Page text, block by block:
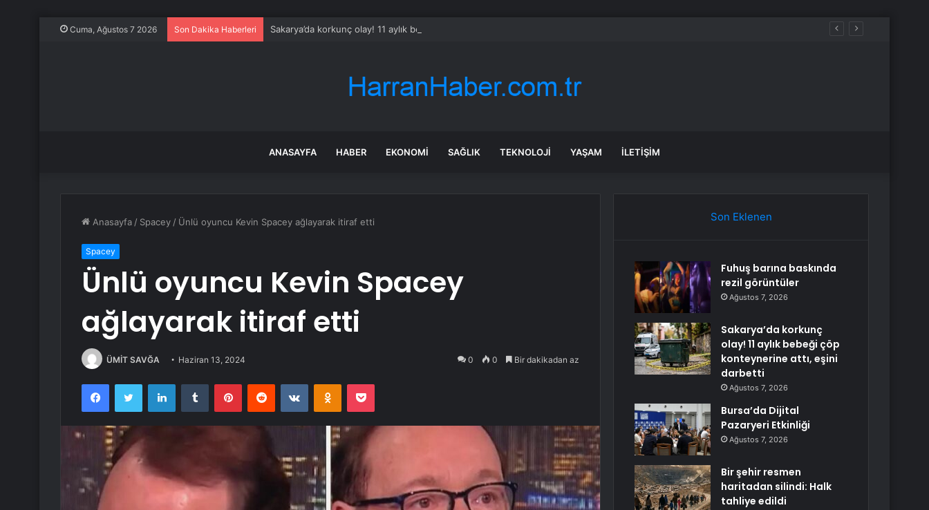
Cuma, Ağustos 7 2026 Son Dakika Haberleri Sakarya’da korkunç olay! 11 aylık bebeği çöp konteynerine attı, eşini darbetti
ANASAYFA HABER EKONOMI SAĞLIK TEKNOLOJI YAŞAM İLETIŞIM
Anasayfa / Spacey / Ünlü oyuncu Kevin Spacey ağlayarak itiraf etti
Spacey
Ünlü oyuncu Kevin Spacey
ağlayarak itiraf etti
ÜMİT SAVĞA Haziran 13, 2024 0 0 Bir dakikadan az
FacebookTwitter LinkedInTumblr PinterestReddit VKontakteOdnoklassniki
Pocket
Son Eklenen
Fuhuş barına baskında
rezil görüntüler
Ağustos 7, 2026
Sakarya’da korkunç
olay! 11 aylık bebeği çöp
konteynerine attı, eşini
darbetti
Ağustos 7, 2026
Bursa’da Dijital
Pazaryeri Etkinliği
Ağustos 7, 2026
Bir şehir resmen
haritadan silindi: Halk
tahliye edildi